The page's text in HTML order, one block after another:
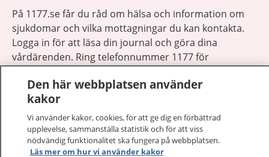
På 1177.se får du råd om hälsa och information om
sjukdomar och vilka mottagningar du kan kontakta.
Logga in för att läsa din journal och göra dina
vårdärenden. Ring telefonnummer 1177 för
sjukvårdsrådgivning dygnet runt.
1177 ger dig råd när du vill må bättre.
Den här webbplatsen använder
kakor
Vi använder kakor, cookies, för att ge dig en förbättrad
upplevelse, sammanställa statistik och för att viss
nödvändig funktionalitet ska fungera på webbplatsen.
Läs mer om hur vi använder kakor